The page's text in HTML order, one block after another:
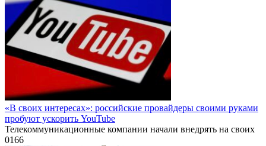
«В своих интересах»: российские провайдеры своими руками
пробуют ускорить YouTube
Телекоммуникационные компании начали внедрять на своих
0166